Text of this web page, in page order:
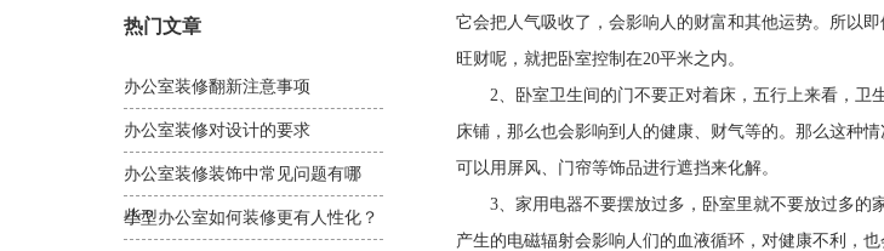
热门文章
办公室装修翻新注意事项
办公室装修对设计的要求
办公室装修装饰中常见问题有哪
些？
小型办公室如何装修更有人性化？
它会把人气吸收了，会影响人的财富和其他运势。所以
旺财呢，就把卧室控制在20平米之内。
2、卧室卫生间的门不要正对着床，五行上来看，卫
床铺，那么也会影响到人的健康、财气等的。那么这种
可以用屏风、门帘等饰品进行遮挡来化解。
3、家用电器不要摆放过多，卧室里就不要放过多的
产生的电磁辐射会影响人们的血液循环，对健康不利，